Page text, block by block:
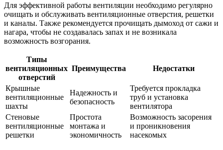
Для эффективной работы вентиляции необходимо регулярно
очищать и обслуживать вентиляционные отверстия, решетки
и каналы. Также рекомендуется прочищать дымоход от сажи и
нагара, чтобы не создавалась запах и не возникала
возможность возгорания.
Типы
вентиляционных
отверстий
Преимущества Недостатки
Крышные
вентиляционные
шахты
Надежность и
безопасность
Требуется прокладка
труб и установка
вентилятора
Стеновые
вентиляционные
решетки
Простота
монтажа и
экономичность
Возможность засорения
и проникновения
насекомых